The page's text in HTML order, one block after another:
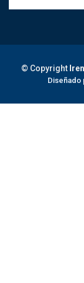
© Copyright
Diseñado